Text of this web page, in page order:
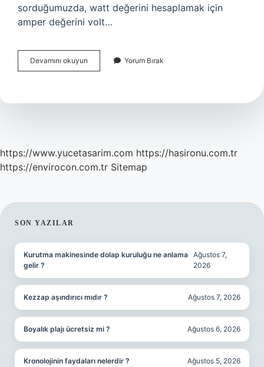
sorduğumuzda, watt değerini hesaplamak için
amper değerini volt…
Devamını okuyun
Amper
Eder
Yorum Bırak
https://www.yucetasarim.com https://hasironu.com.tr
https://envirocon.com.tr Sitemap
SIDEBAR
SON YAZILAR
Kurutma makinesinde dolap kuruluğu ne anlama
gelir ?
Ağustos 7,
2026
Kezzap aşındırıcı mıdır ? Ağustos 7, 2026
Boyalık plajı ücretsiz mi ? Ağustos 6, 2026
Kronolojinin faydaları nelerdir ? Ağustos 5, 2026